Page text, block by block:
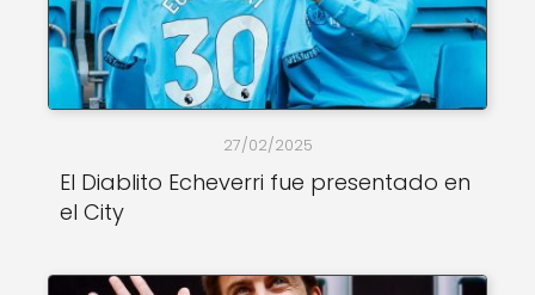
27/02/2025
El Diablito Echeverri fue presentado en
el City